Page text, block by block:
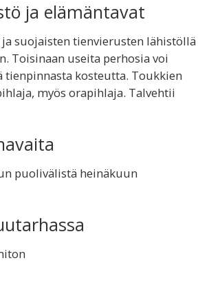
ja elämäntavat
suojaisten tienvierusten lähistöllä
Toisinaan useita perhosia voi
tienpinnasta kosteutta. Toukkien
myös orapihlaja. Talvehtii
puolivälistä heinäkuun